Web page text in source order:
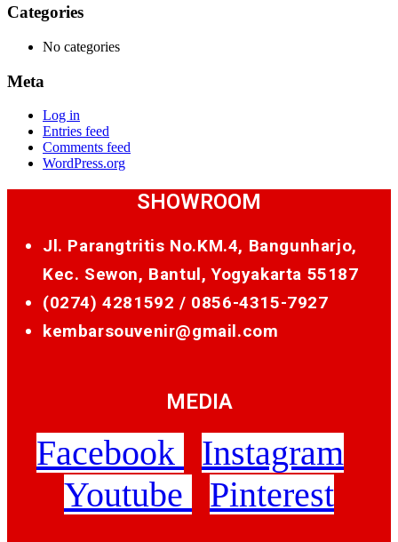
Categories
No categories
Meta
Log in
Entries feed
Comments feed
WordPress.org
SHOWROOM
Jl. Parangtritis No.KM.4, Bangunharjo,
Kec. Sewon, Bantul, Yogyakarta 55187
(0274) 4281592 / 0856-4315-7927
kembarsouvenir@gmail.com
MEDIA
Facebook
Instagram
Youtube
Pinterest